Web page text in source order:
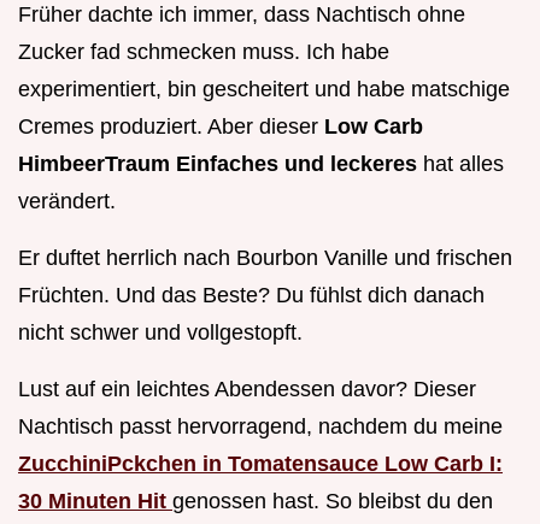
Früher dachte ich immer, dass Nachtisch ohne
Zucker fad schmecken muss. Ich habe
experimentiert, bin gescheitert und habe matschige
Cremes produziert. Aber dieser Low Carb
HimbeerTraum Einfaches und leckeres hat alles
verändert.
Er duftet herrlich nach Bourbon Vanille und frischen
Früchten. Und das Beste? Du fühlst dich danach
nicht schwer und vollgestopft.
Lust auf ein leichtes Abendessen davor? Dieser
Nachtisch passt hervorragend, nachdem du meine
ZucchiniPckchen in Tomatensauce Low Carb I:
30 Minuten Hit genossen hast. So bleibst du den